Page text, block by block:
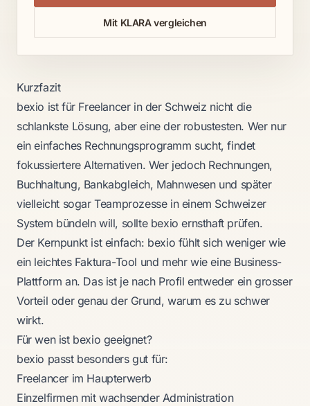
Mit KLARA vergleichen
Kurzfazit
bexio ist für Freelancer in der Schweiz nicht die
schlankste Lösung, aber eine der robustesten. Wer nur
ein einfaches Rechnungsprogramm sucht, findet
fokussiertere Alternativen. Wer jedoch Rechnungen,
Buchhaltung, Bankabgleich, Mahnwesen und später
vielleicht sogar Teamprozesse in einem Schweizer
System bündeln will, sollte bexio ernsthaft prüfen.
Der Kernpunkt ist einfach: bexio fühlt sich weniger wie
ein leichtes Faktura-Tool und mehr wie eine Business-
Plattform an. Das ist je nach Profil entweder ein grosser
Vorteil oder genau der Grund, warum es zu schwer
wirkt.
Für wen ist bexio geeignet?
bexio passt besonders gut für:
Freelancer im Haupterwerb
Einzelfirmen mit wachsender Administration